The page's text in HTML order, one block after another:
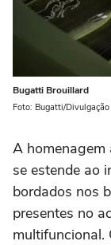
Bugatti Brouillard
Foto: Bugatti/Divulgação
A
se estende ao
bordados nos
presentes no
multifuncional.